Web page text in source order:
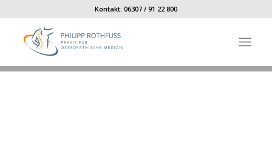
Kontakt: 06307 / 91 22 800